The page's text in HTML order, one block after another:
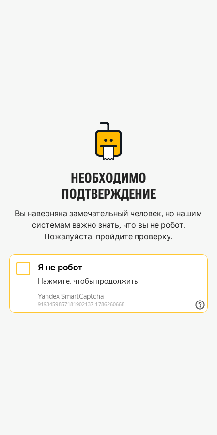
НЕОБХОДИМО
ПОДТВЕРЖДЕНИЕ
Вы наверняка замечательный человек, но нашим
системам важно знать, что вы не робот.
Пожалуйста, пройдите проверку.